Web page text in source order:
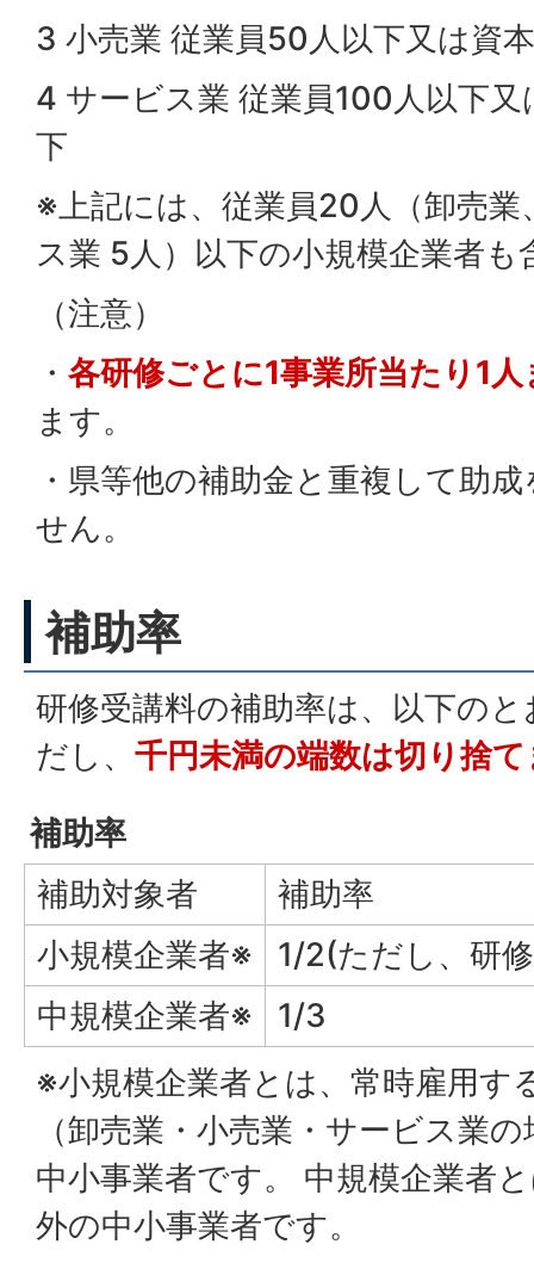
3 小売業 従業員50人以下又は資
4 サービス業 従業員100人以下
下
※上記には、従業員20人（卸売業
ス業 5人）以下の小規模企業者も
（注意）
・ 各研修ごとに1事業所当たり1人
ます。
・県等他の補助金と重複して助
せん。
補助率
研修受講料の補助率は、以下の
だし、 千円未満の端数は切り捨
補助率
補助対象者
補助率
小規模企業者※
1/2(ただし、研
中規模企業者※
1/3
※小規模企業者とは、常時雇用す
（卸売業・小売業・サービス業
中小事業者です。 中規模企業者
外の中小事業者です。